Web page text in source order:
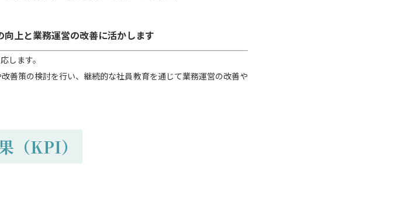
上と業務運営の改善に活かします
します。
善策の検討を行い、継続的な社員教育を通じて業務運営の改善や
（KPI）